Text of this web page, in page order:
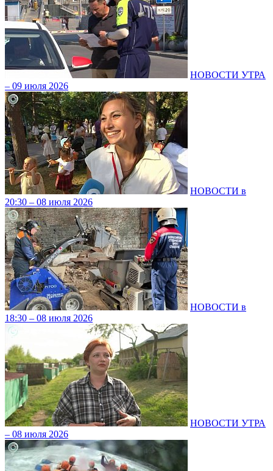
НОВОСТИ УТРА
– 09 июля 2026
НОВОСТИ в
20:30 – 08 июля 2026
НОВОСТИ в
18:30 – 08 июля 2026
НОВОСТИ УТРА
– 08 июля 2026